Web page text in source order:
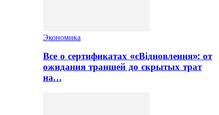
Экономика
Все о сертификатах «єВідновлення»: от
ожидания траншей до скрытых трат
на…